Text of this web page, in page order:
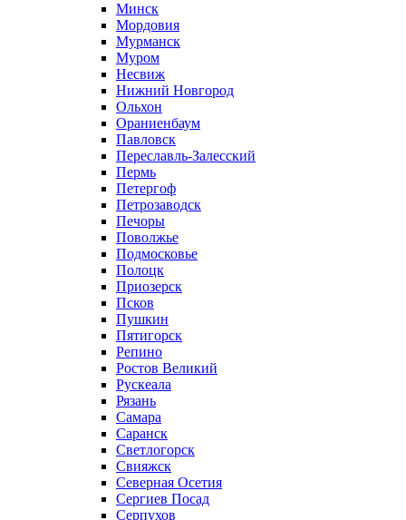
Минск
Мордовия
Мурманск
Муром
Несвиж
Нижний Новгород
Ольхон
Ораниенбаум
Павловск
Переславль-Залесский
Пермь
Петергоф
Петрозаводск
Печоры
Поволжье
Подмосковье
Полоцк
Приозерск
Псков
Пушкин
Пятигорск
Репино
Ростов Великий
Рускеала
Рязань
Самара
Саранск
Светлогорск
Свияжск
Северная Осетия
Сергиев Посад
Серпухов